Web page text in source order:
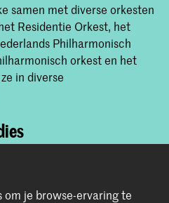
samen met diverse orkesten
Residentie Orkest, het
Philharmonisch
orkest en het
in diverse
om je browse-ervaring te